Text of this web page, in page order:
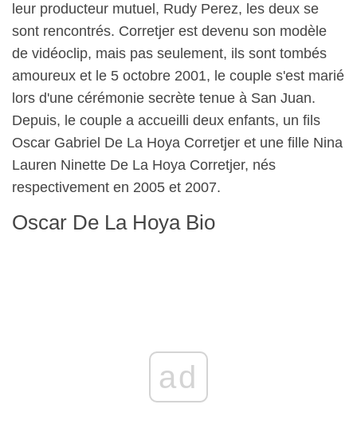
leur producteur mutuel, Rudy Perez, les deux se
sont rencontrés. Corretjer est devenu son modèle
de vidéoclip, mais pas seulement, ils sont tombés
amoureux et le 5 octobre 2001, le couple s'est marié
lors d'une cérémonie secrète tenue à San Juan.
Depuis, le couple a accueilli deux enfants, un fils
Oscar Gabriel De La Hoya Corretjer et une fille Nina
Lauren Ninette De La Hoya Corretjer, nés
respectivement en 2005 et 2007.
Oscar De La Hoya Bio
ad